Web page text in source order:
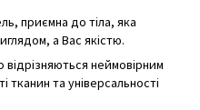
приємна до тіла, яка
а Вас якістю.
відрізняються неймовірним
та універсальності